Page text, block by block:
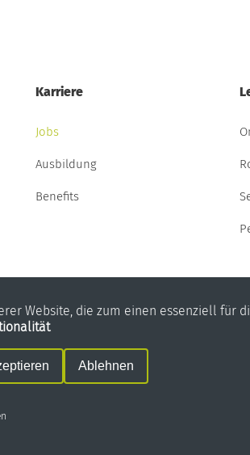
Karriere
Jobs
Ausbildung
Benefits
Website, die zum einen essenziell
Ablehnen